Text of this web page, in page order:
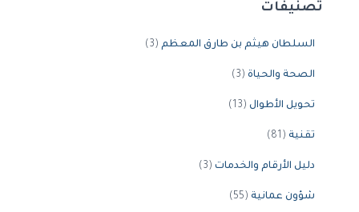
تصنيفات
السلطان هيثم بن طارق المعظم (3)
الصحة والحياة (3)
تحويل الأطوال (13)
تقنية (81)
دليل الأرقام والخدمات (3)
شؤون عمانية (55)